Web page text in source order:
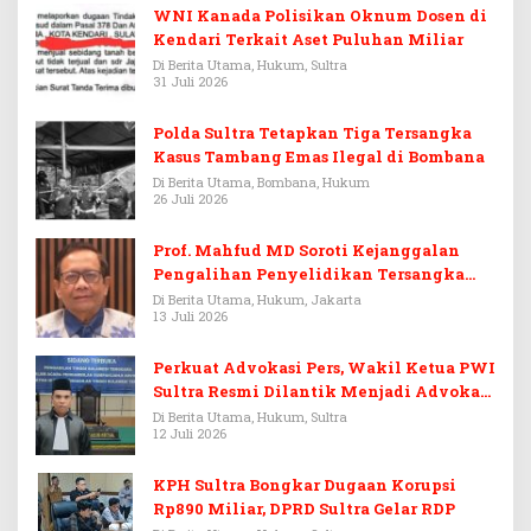
WNI Kanada Polisikan Oknum Dosen di
Kendari Terkait Aset Puluhan Miliar
Di Berita Utama, Hukum, Sultra
31 Juli 2026
Polda Sultra Tetapkan Tiga Tersangka
Kasus Tambang Emas Ilegal di Bombana
Di Berita Utama, Bombana, Hukum
26 Juli 2026
Prof. Mahfud MD Soroti Kejanggalan
Pengalihan Penyelidikan Tersangka
Febrie Adriansyah
Di Berita Utama, Hukum, Jakarta
13 Juli 2026
Perkuat Advokasi Pers, Wakil Ketua PWI
Sultra Resmi Dilantik Menjadi Advokat
PERADI
Di Berita Utama, Hukum, Sultra
12 Juli 2026
KPH Sultra Bongkar Dugaan Korupsi
Rp890 Miliar, DPRD Sultra Gelar RDP